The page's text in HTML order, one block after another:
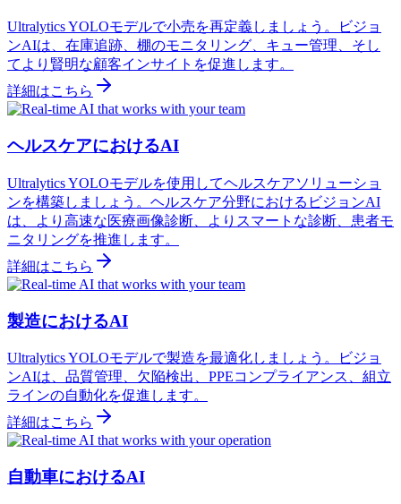
Ultralytics YOLOモデルで小売を再定義しましょう。ビジョ
ンAIは、在庫追跡、棚のモニタリング、キュー管理、そし
てより賢明な顧客インサイトを促進します。
詳細はこちら
ヘルスケアにおけるAI
Ultralytics YOLOモデルを使用してヘルスケアソリューショ
ンを構築しましょう。ヘルスケア分野におけるビジョンAI
は、より高速な医療画像診断、よりスマートな診断、患者モ
ニタリングを推進します。
詳細はこちら
製造におけるAI
Ultralytics YOLOモデルで製造を最適化しましょう。ビジョ
ンAIは、品質管理、欠陥検出、PPEコンプライアンス、組立
ラインの自動化を促進します。
詳細はこちら
自動車におけるAI